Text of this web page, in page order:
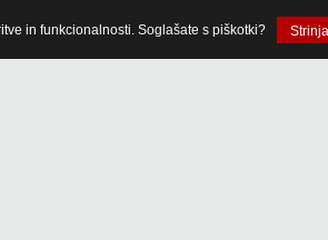
in funkcionalnosti. Soglašate s piškotki?